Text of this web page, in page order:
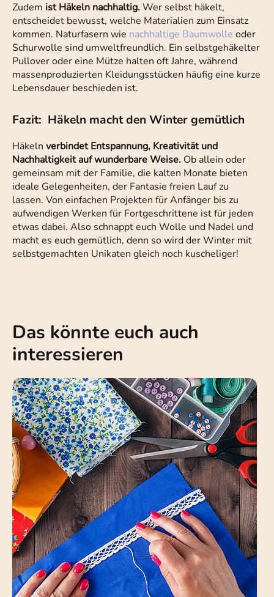
Zudem ist Häkeln nachhaltig.Wer selbst häkelt,
entscheidet bewusst, welche Materialien zum Einsatz
kommen. Naturfasern wie nachhaltige Baumwolle oder
Schurwolle sind umweltfreundlich. Ein selbstgehäkelter
Pullover oder eine Mütze halten oft Jahre, während
massenproduzierten Kleidungsstücken häufig eine kurze
Lebensdauer beschieden ist.
Fazit: Häkeln macht den Winter gemütlich
Häkeln verbindet Entspannung, Kreativität und
Nachhaltigkeit auf wunderbare Weise. Ob allein oder
gemeinsam mit der Familie, die kalten Monate bieten
ideale Gelegenheiten, der Fantasie freien Lauf zu
lassen. Von einfachen Projekten für Anfänger bis zu
aufwendigen Werken für Fortgeschrittene ist für jeden
etwas dabei. Also schnappt euch Wolle und Nadel und
macht es euch gemütlich, denn so wird der Winter mit
selbstgemachten Unikaten gleich noch kuscheliger!
Das könnte euch auch
interessieren